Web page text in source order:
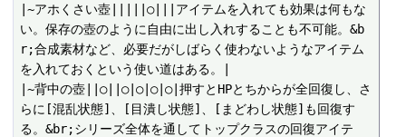
|~アホくさい壺|||||○|||アイテムを入れても効果は何もな
い。保存の壺のように自由に出し入れすることも不可能。&b
r;合成素材など、必要だがしばらく使わないようなアイテム
を入れておくという使い道はある。|
|~背中の壺||○||○|○|○|○|押すとHPとちからが全回復し、さ
らに[混乱状態]、[目潰し状態]、[まどわし状態]も回復す
る。&br;シリーズ全体を通してトップクラスの回復アイテ